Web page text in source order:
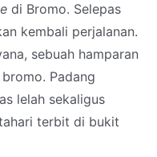
di Bromo. Selepas
kembali perjalanan.
sebuah hamparan
Padang
lelah sekaligus
terbit di bukit